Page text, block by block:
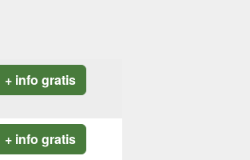
+ info gratis
+ info gratis